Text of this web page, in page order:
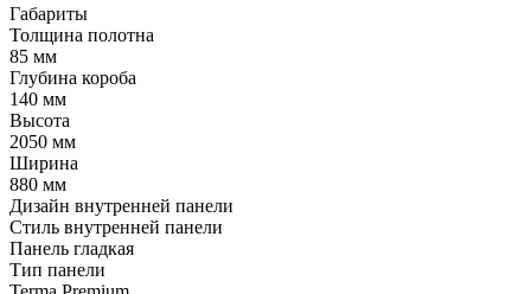
Габариты
Толщина полотна
85 мм
Глубина короба
140 мм
Высота
2050 мм
Ширина
880 мм
Дизайн внутренней панели
Стиль внутренней панели
Панель гладкая
Тип панели